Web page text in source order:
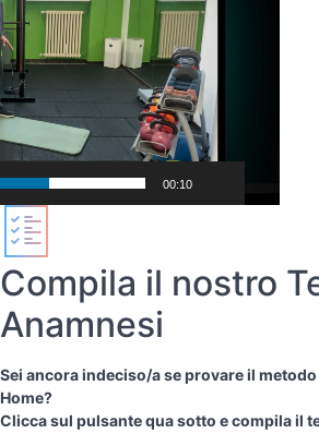
00:10
Compila il nostro
Anamnesi
Sei ancora indeciso/a se provare il
Home?
Clicca sul pulsante qua sotto e compila il